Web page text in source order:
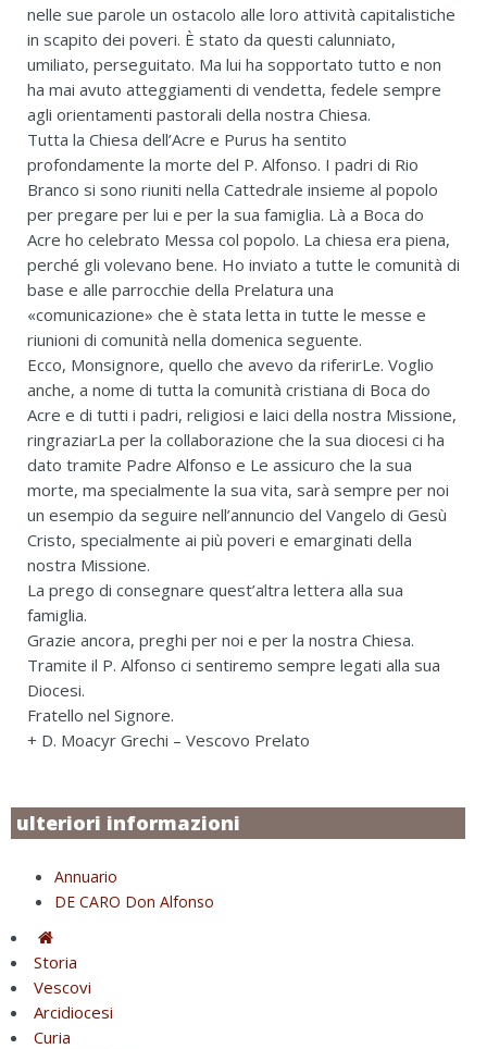
nelle sue parole un ostacolo alle loro attività capitalistiche
in scapito dei poveri. È stato da questi calunniato,
umiliato, perseguitato. Ma lui ha sopportato tutto e non
ha mai avuto atteggiamenti di vendetta, fedele sempre
agli orientamenti pastorali della nostra Chiesa.
Tutta la Chiesa dell’Acre e Purus ha sentito
profondamente la morte del P. Alfonso. I padri di Rio
Branco si sono riuniti nella Cattedrale insieme al popolo
per pregare per lui e per la sua famiglia. Là a Boca do
Acre ho celebrato Messa col popolo. La chiesa era piena,
perché gli volevano bene. Ho inviato a tutte le comunità di
base e alle parrocchie della Prelatura una
«comunicazione» che è stata letta in tutte le messe e
riunioni di comunità nella domenica seguente.
Ecco, Monsignore, quello che avevo da riferirLe. Voglio
anche, a nome di tutta la comunità cristiana di Boca do
Acre e di tutti i padri, religiosi e laici della nostra Missione,
ringraziarLa per la collaborazione che la sua diocesi ci ha
dato tramite Padre Alfonso e Le assicuro che la sua
morte, ma specialmente la sua vita, sarà sempre per noi
un esempio da seguire nell’annuncio del Vangelo di Gesù
Cristo, specialmente ai più poveri e emarginati della
nostra Missione.
La prego di consegnare quest’altra lettera alla sua
famiglia.
Grazie ancora, preghi per noi e per la nostra Chiesa.
Tramite il P. Alfonso ci sentiremo sempre legati alla sua
Diocesi.
Fratello nel Signore.
+ D. Moacyr Grechi – Vescovo Prelato
ulteriori informazioni
Annuario
DE CARO Don Alfonso
Storia
Vescovi
Arcidiocesi
Curia